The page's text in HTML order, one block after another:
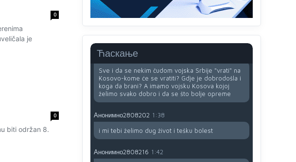
0
je
0
biti održan 8.
Ћаскање
791 BiH nije priznala Kosovo kao nezavisnu
državu jer genocidna tvorevina pravi smetnju a
recimo Srbija je davnopriznala.Nasvakom
proizvodu iz Srbije stoji -uvoznik za Kosovo
Анонимно2806721
Sve i da se nekim čudom vojska Srbije "vrati" na
Kosovo-kome će se vratiti? Gdje je dobrodošla i
koga da brani? A imamo vojsku Kosova kojoj
želimo svako dobro i da se što bolje opreme
Анонимно2808202 1:38
i mi tebi želimo dug život i tešku bolest
Анонимно2808216 1:42